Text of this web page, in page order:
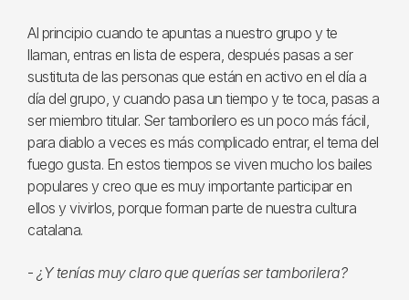
Al principio cuando te apuntas a nuestro grupo y te
llaman, entras en lista de espera, después pasas a ser
sustituta de las personas que están en activo en el día a
día del grupo, y cuando pasa un tiempo y te toca, pasas a
ser miembro titular. Ser tamborilero es un poco más fácil,
para diablo a veces es más complicado entrar, el tema del
fuego gusta. En estos tiempos se viven mucho los bailes
populares y creo que es muy importante participar en
ellos y vivirlos, porque forman parte de nuestra cultura
catalana.
- ¿Y tenías muy claro que querías ser tamborilera?